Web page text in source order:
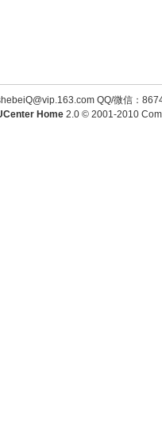
QQ/微信：
Home 2.0© 2001-2010